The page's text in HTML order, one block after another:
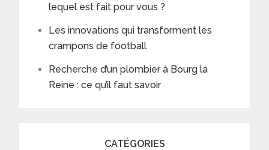
lequel est fait pour vous ?
Les innovations qui transforment les
crampons de football
Recherche d’un plombier à Bourg la
Reine : ce qu’il faut savoir
CATÉGORIES